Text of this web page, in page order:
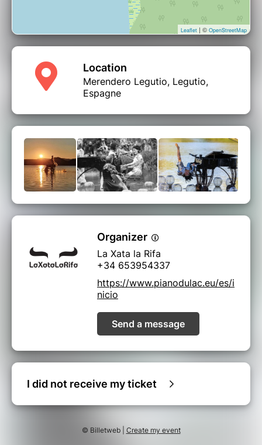
Leaflet | © OpenStreetMap
Location
Merendero Legutio, Legutio,
Espagne
Organizer
La Xata la Rifa
+34 653954337
https://www.pianodulac.eu/es/i
nicio
Send a message
I did not receive my ticket
© Billetweb | Create my event